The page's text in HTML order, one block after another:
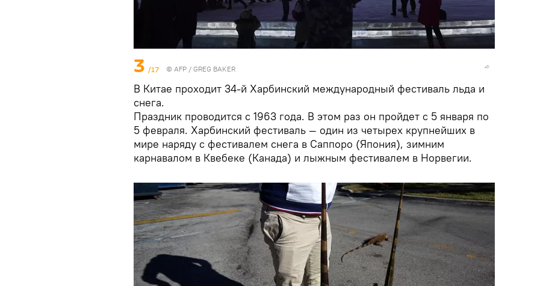
3 /17 © AFP / GREG BAKER
В Китае проходит 34-й Харбинский международный фестиваль льда и
снега.
Праздник проводится с 1963 года. В этом раз он пройдет с 5 января по
5 февраля. Харбинский фестиваль — один из четырех крупнейших в
мире наряду с фестивалем снега в Саппоро (Япония), зимним
карнавалом в Квебеке (Канада) и лыжным фестивалем в Норвегии.